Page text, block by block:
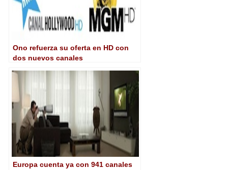
Ono refuerza su oferta en HD con
dos nuevos canales
Europa cuenta ya con 941 canales